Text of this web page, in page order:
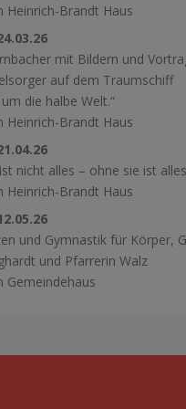
Heinrich-Brandt Haus
mit Bildern und
auf dem Traumschiff
die halbe Welt.“
Heinrich-Brandt Haus
nicht alles – ohne sie ist
Heinrich-Brandt Haus
und Gymnastik für Körper,
und Pfarrerin Walz
Gemeindehaus